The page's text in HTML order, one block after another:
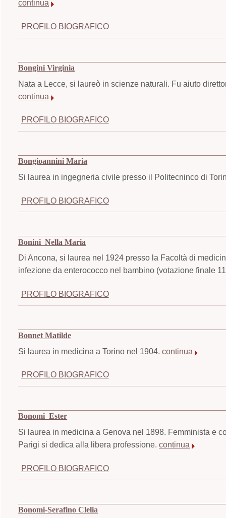
continua
PROFILO BIOGRAFICO
Bongini Virginia
Nata a Lecce, si laureò in scienze naturali. Fu aiuto
continua
PROFILO BIOGRAFICO
Bongioannini Maria
Si laurea in ingegneria civile presso il Politecninco di
PROFILO BIOGRAFICO
Bonini Nella Maria
Di Ancona, si laurea nel 1924 presso la Facoltà di
infezione da enterococco nel bambino (votazione finale
PROFILO BIOGRAFICO
Bonnet Matilde
Si laurea in medicina a Torino nel 1904.continua
PROFILO BIOGRAFICO
Bonomi Ester
Si laurea in medicina a Genova nel 1898. Femminista e
Parigi si dedica alla libera professione.continua
PROFILO BIOGRAFICO
Bonomi-Serafino Clelia